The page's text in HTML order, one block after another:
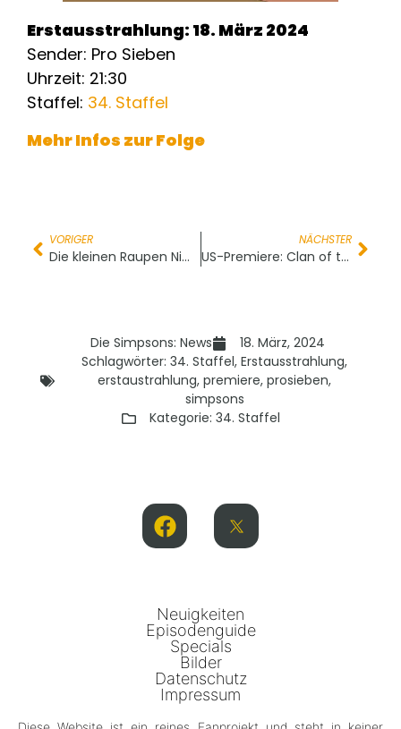
Erstausstrahlung: 18. März 2024
Sender: Pro Sieben
Uhrzeit: 21:30
Staffel: 34. Staffel
Mehr Infos zur Folge
VORIGER
Die kleinen Raupen Nimmersatt
NÄCHSTER
US-Premiere: Clan of the Cave Mom
Die Simpsons: News
18. März, 2024
Schlagwörter: 34. Staffel, Erstausstrahlung,
erstaustrahlung, premiere, prosieben,
simpsons
Kategorie: 34. Staffel
Neuigkeiten
Episodenguide
Specials
Bilder
Datenschutz
Impressum